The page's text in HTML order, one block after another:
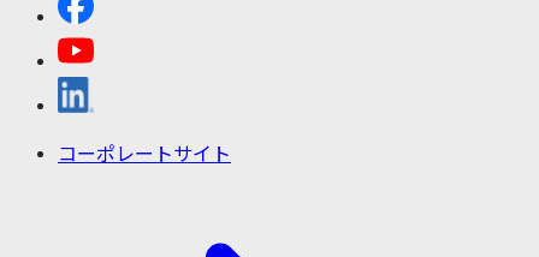
コーポレートサイト